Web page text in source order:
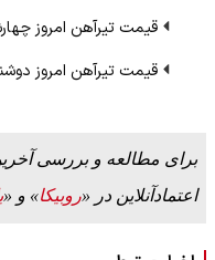
قیمت تیرآهن امروز چهارشنبه ۹
قیمت تیرآهن امروز دوشنبه ۸ تیر
برای مطالعه و بررسی
اعتمادآنلاین در «روبیکا» و «